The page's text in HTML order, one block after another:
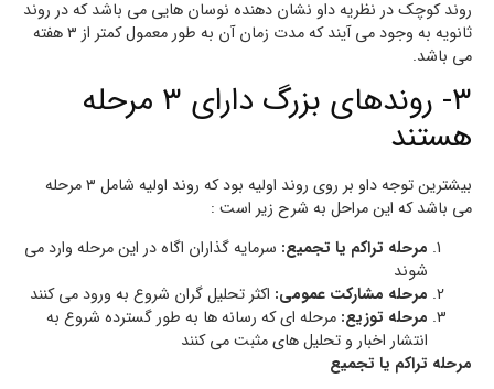
روند کوچک در نظریه داو نشان دهنده نوسان هایی می باشد که در روند
ثانویه به وجود می آیند که مدت زمان آن به طور معمول کمتر از ۳ هفته
می باشد.
۳- روندهای بزرگ دارای ۳ مرحله
هستند
بیشترین توجه داو بر روی روند اولیه بود که روند اولیه شامل ۳ مرحله
می باشد که این مراحل به شرح زیر است :
مرحله تراکم یا تجمیع: سرمایه گذاران اگاه در این مرحله وارد می
شوند
مرحله مشارکت عمومی: اکثر تحلیل گران شروع به ورود می کنند
مرحله توزیع: مرحله ای که رسانه ها به طور گسترده شروع به
انتشار اخبار و تحلیل های مثبت می کنند
مرحله تراکم یا تجمیع